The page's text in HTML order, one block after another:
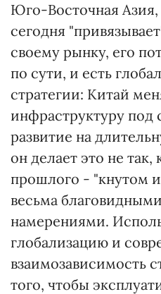
Юго-Восточная
сегодня
своему рынку, его
по сути, и есть
стратегии: Китай
инфраструктуру под
развитие на
он делает это не так,
прошлого - "кнутом
весьма
намерениями.
глобализацию и
взаимозависимость
того, чтобы